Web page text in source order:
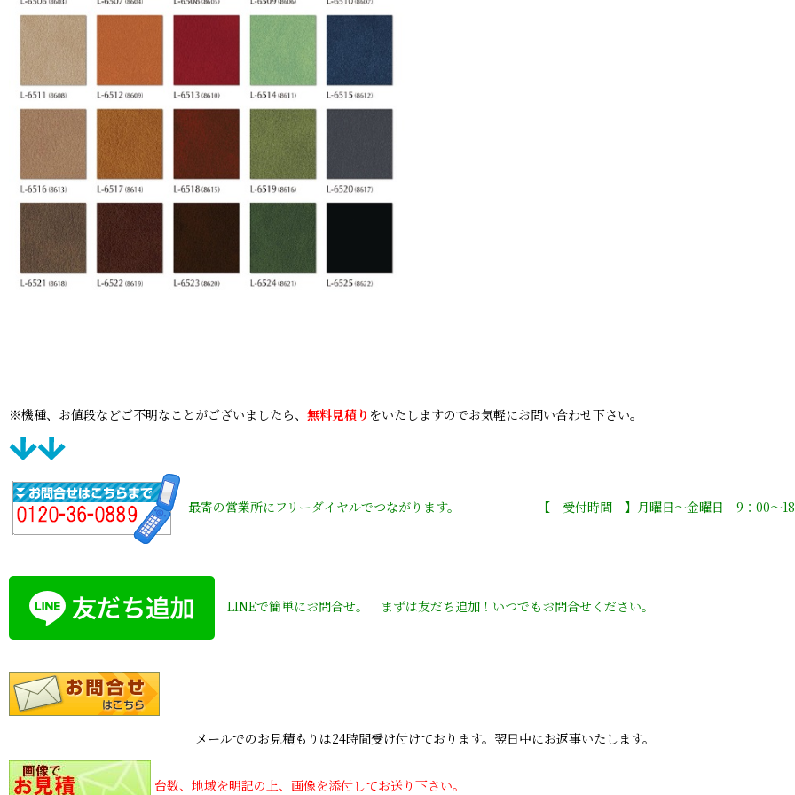
※機種、お値段などご不明なことがございましたら、 無料見積り をいたしますのでお気軽にお問い合わせ下さい。
最寄の営業所にフリーダイヤルでつながります。 【 受付時間 】月曜日〜金曜日 9：00〜18
LINEで簡単にお問合せ。 まずは友だち追加！いつでもお問合せください。
メールでのお見積もりは24時間受け付けております。翌日中にお返事いたします。
台数、地域を明記の上、画像を添付してお送り下さい。